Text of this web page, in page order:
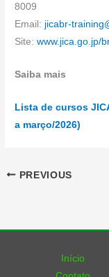
8009
Email: jicabr-
Site:www.jica.go.jp/
Saiba mais
Lista de cursos
a março/2026)
PREVIOUS
Início